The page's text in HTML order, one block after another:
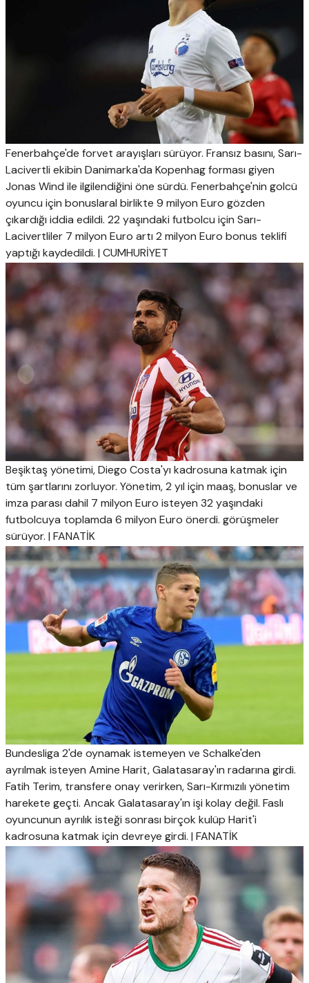
Fenerbahçe'de forvet arayışları sürüyor. Fransız basını, Sarı-
Lacivertli ekibin Danimarka'da Kopenhag forması giyen
Jonas Wind ile ilgilendiğini öne sürdü. Fenerbahçe'nin golcü
oyuncu için bonuslaral birlikte 9 milyon Euro gözden
çıkardığı iddia edildi. 22 yaşındaki futbolcu için Sarı-
Lacivertliler 7 milyon Euro artı 2 milyon Euro bonus teklifi
yaptığı kaydedildi. | CUMHURİYET
Beşiktaş yönetimi, Diego Costa'yı kadrosuna katmak için
tüm şartlarını zorluyor. Yönetim, 2 yıl için maaş, bonuslar ve
imza parası dahil 7 milyon Euro isteyen 32 yaşındaki
futbolcuya toplamda 6 milyon Euro önerdi. görüşmeler
sürüyor. | FANATİK
Bundesliga 2'de oynamak istemeyen ve Schalke'den
ayrılmak isteyen Amine Harit, Galatasaray'ın radarına girdi.
Fatih Terim, transfere onay verirken, Sarı-Kırmızılı yönetim
harekete geçti. Ancak Galatasaray'ın işi kolay değil. Faslı
oyuncunun ayrılık isteği sonrası birçok kulüp Harit'i
kadrosuna katmak için devreye girdi. | FANATİK